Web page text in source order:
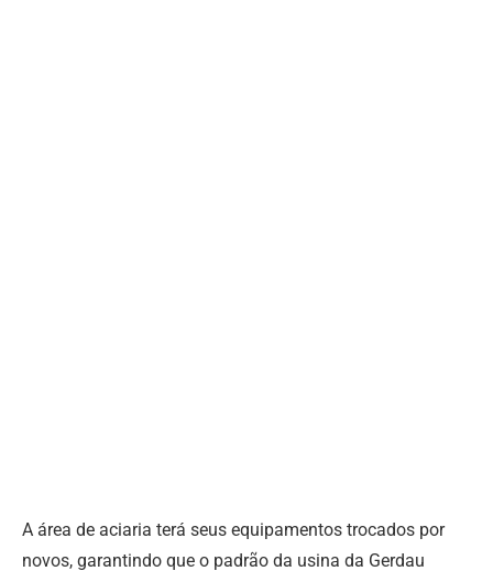
A área de aciaria terá seus equipamentos trocados por
novos, garantindo que o padrão da usina da Gerdau